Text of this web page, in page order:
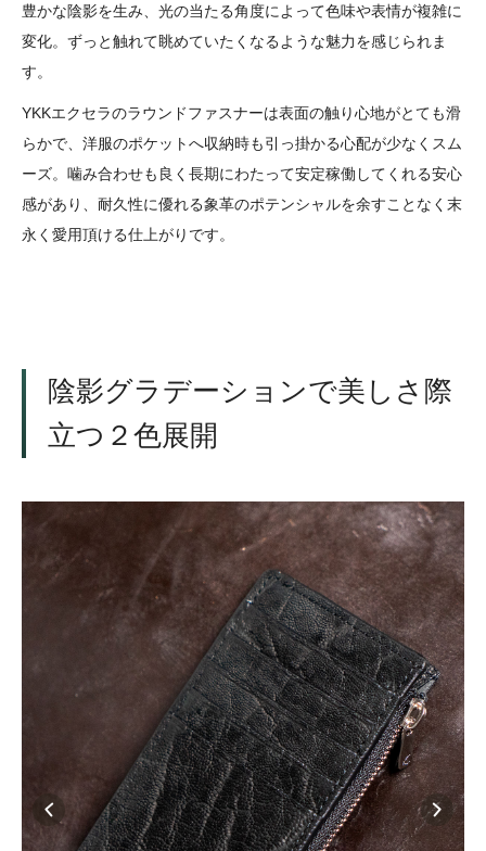
豊かな陰影を生み、光の当たる角度によって色味や表情が複雑に
変化。ずっと触れて眺めていたくなるような魅力を感じられま
す。
YKKエクセラのラウンドファスナーは表面の触り心地がとても滑
らかで、洋服のポケットへ収納時も引っ掛かる心配が少なくスム
ーズ。噛み合わせも良く長期にわたって安定稼働してくれる安心
感があり、耐久性に優れる象革のポテンシャルを余すことなく末
永く愛用頂ける仕上がりです。
陰影グラデーションで美しさ際
立つ２色展開